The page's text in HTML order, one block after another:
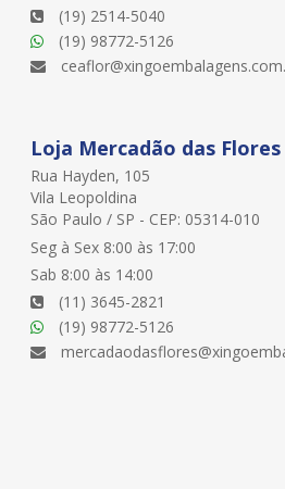
(19) 2514-5040
(19) 98772-5126
Loja Mercadão das Flores
Rua Hayden, 105
Vila Leopoldina
São Paulo / SP - CEP: 05314-010
Seg à Sex 8:00 às 17:00
Sab 8:00 às 14:00
(11) 3645-2821
(19) 98772-5126